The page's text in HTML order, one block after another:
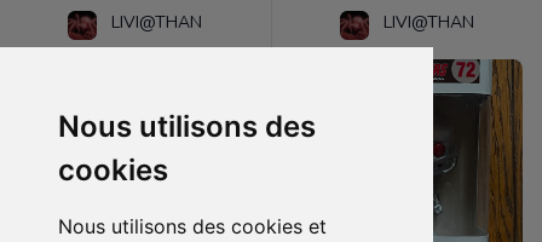
Nous utilisons des
cookies
Nous utilisons des cookies et
LIVI@THAN LIVI@THAN